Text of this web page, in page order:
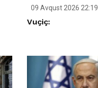
09 Avqust 2026 22:19
Vuçiç: